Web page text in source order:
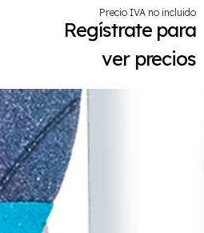
Precio IVA no incluido
Regístrate para
ver precios